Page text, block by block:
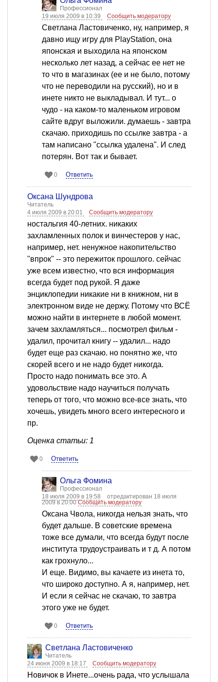
Профессионал
19 июля 2009 в 10:39
Сообщить модератору
Светлана Ластовиченко, ну, например, я
давно ищу игру для PlayStation, она
японская и выходила на японском
несколько лет назад, а сейчас ее нет не
то что в магазинах (ее и не было, потому
что не переводили на русский), но и в
инете никто не выкладывал. И тут... о
чудо - на каком-то маленьком игровом
сайте вдруг выложили. думаешь - завтра
скачаю. приходишь по ссылке завтра - а
там написано "ссылка удалена". И след
потерян. Вот так и бывает.
0 Ответить
Оксана Шундрова
Читатель
4 июля 2009 в 20:01
Сообщить модератору
ностальгия 40-летних. никаких
захламленных полок и винчестеров у нас,
например, нет. ненужное накопительство
"впрок" -- это пережиток прошлого. сейчас
уже всем известно, что вся информация
всегда будет под рукой. Я даже
энциклопедии никакие ни в книжном, ни в
электронном виде не держу. Потому что ВСЁ
можно найти в интернете в любой момент.
зачем захламляться... посмотрел фильм -
удалил, прочитал книгу -- удалил... надо
будет еще раз скачаю. но понятно же, что
скорей всего и не надо будет никогда.
Просто надо понимать все это. А
удовольствие надо научиться получать
теперь от того, что можно все-все знать, что
хочешь, увидеть много всего интересного и
пр.
Оценка статьи: 1
0 Ответить
Ольга Фомина
Профессионал
18 июля 2009 в 19:58
отредактирован 18 июля
2009 в 20:00Сообщить модератору
Оксана Чвола, никогда нельзя знать, что
будет дальше. В советские времена
тоже все думали, что всегда будут после
института трудоустраивать и т д. А потом
как грохнуло...
И еще. Видимо, вы качаете из инета то,
что широко доступно. А я, например, нет.
И если я сейчас не скачаю, то завтра
этого уже не будет.
0 Ответить
Светлана Ластовиченко
Читатель
24 июня 2009 в 18:17
Сообщить модератору
Новичок в Инете...очень рада, что услышала